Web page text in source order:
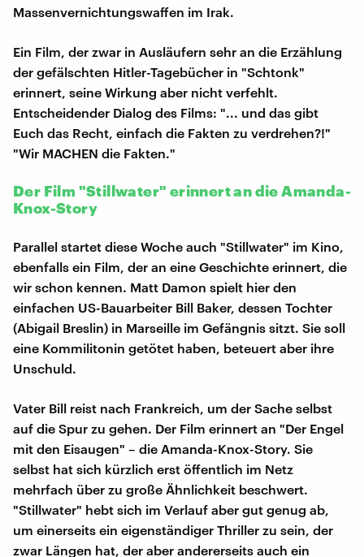
Massenvernichtungswaffen im Irak.
Ein Film, der zwar in Ausläufern sehr an die Erzählung
der gefälschten Hitler-Tagebücher in "Schtonk"
erinnert, seine Wirkung aber nicht verfehlt.
Entscheidender Dialog des Films: "... und das gibt
Euch das Recht, einfach die Fakten zu verdrehen?!"
"Wir MACHEN die Fakten."
Der Film "Stillwater" erinnert an die Amanda-
Knox-Story
Parallel startet diese Woche auch "Stillwater" im Kino,
ebenfalls ein Film, der an eine Geschichte erinnert, die
wir schon kennen. Matt Damon spielt hier den
einfachen US-Bauarbeiter Bill Baker, dessen Tochter
(Abigail Breslin) in Marseille im Gefängnis sitzt. Sie soll
eine Kommilitonin getötet haben, beteuert aber ihre
Unschuld.
Vater Bill reist nach Frankreich, um der Sache selbst
auf die Spur zu gehen. Der Film erinnert an "Der Engel
mit den Eisaugen" – die Amanda-Knox-Story. Sie
selbst hat sich kürzlich erst öffentlich im Netz
mehrfach über zu große Ähnlichkeit beschwert.
"Stillwater" hebt sich im Verlauf aber gut genug ab,
um einerseits ein eigenständiger Thriller zu sein, der
zwar Längen hat, der aber andererseits auch ein